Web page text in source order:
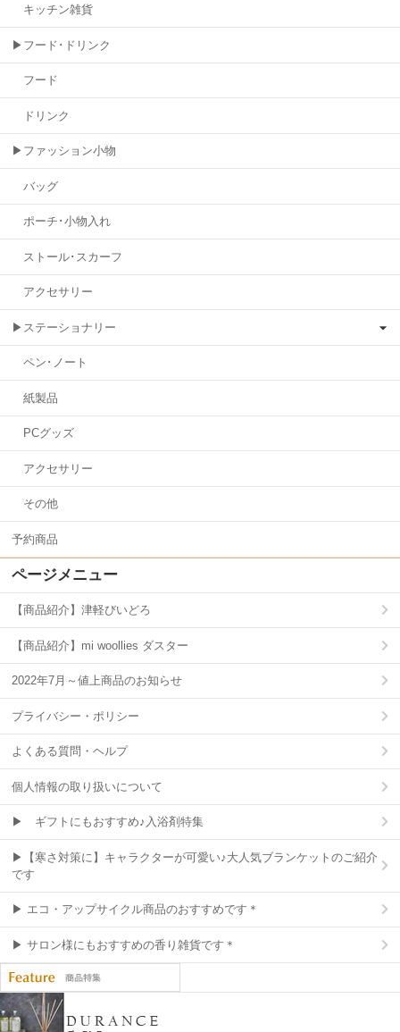
キッチン雑貨
▶フード･ドリンク
フード
ドリンク
▶ファッション小物
バッグ
ポーチ･小物入れ
ストール･スカーフ
アクセサリー
▶ステーショナリー
ペン･ノート
紙製品
PCグッズ
アクセサリー
その他
予約商品
ページメニュー
【商品紹介】津軽びいどろ
【商品紹介】mi woollies ダスター
2022年7月～値上商品のお知らせ
プライバシー・ポリシー
よくある質問・ヘルプ
個人情報の取り扱いについて
▶ ギフトにもおすすめ♪入浴剤特集
▶【寒さ対策に】キャラクターが可愛い♪大人気ブランケットのご紹介
です
▶ エコ・アップサイクル商品のおすすめです＊
▶ サロン様にもおすすめの香り雑貨です＊